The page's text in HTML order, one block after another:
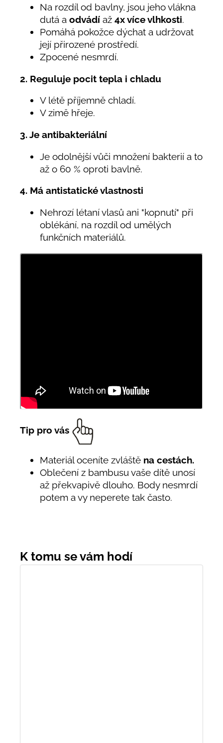
Na rozdíl od bavlny, jsou jeho vlákna
dutá a odvádí až 4x více vlhkosti.
Pomáhá pokožce dýchat a udržovat
její přirozené prostředí.
Zpocené nesmrdí.
2. Reguluje pocit tepla i chladu
V létě příjemně chladí.
V zimě hřeje.
3. Je antibakteriální
Je odolnější vůči množení bakterií a to
až o 60 % oproti bavlně.
4. Má antistatické vlastnosti
Nehrozí létaní vlasů ani "kopnutí" při
oblékání, na rozdíl od umělých
funkčních materiálů.
Tip pro vás
Materiál oceníte zvláště na cestách.
Oblečení z bambusu vaše dítě unosí
až překvapivě dlouho. Body nesmrdí
potem a vy neperete tak často.